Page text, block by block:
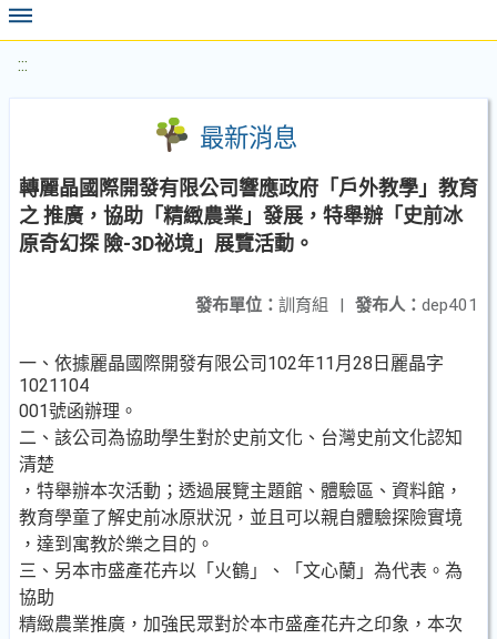
:::
最新消息
轉麗晶國際開發有限公司響應政府「戶外教學」教育
之 推廣，協助「精緻農業」發展，特舉辦「史前冰
原奇幻探 險-3D祕境」展覽活動。
發布人： dep401
發布單位： 訓育組 |
一、依據麗晶國際開發有限公司102年11月28日麗晶字
1021104
001號函辦理。
二、該公司為協助學生對於史前文化、台灣史前文化認知
清楚
，特舉辦本次活動；透過展覽主題館、體驗區、資料館，
教育學童了解史前冰原狀況，並且可以親自體驗探險實境
，達到寓教於樂之目的。
三、另本市盛產花卉以「火鶴」、「文心蘭」為代表。為
協助
精緻農業推廣，加強民眾對於本市盛產花卉之印象，本次